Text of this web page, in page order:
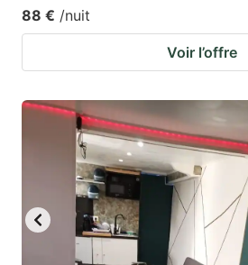
88 € /nuit
Voir l’offre